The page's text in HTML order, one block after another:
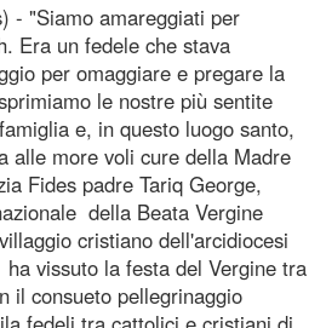
- "Siamo amareggiati per
Era un fedele che stava
per omaggiare e pregare la
le nostre più sentite
e, in questo luogo santo,
alle more voli cure della Madre
Fides padre Tariq George,
della Beata Vergine
cristiano dell'arcidiocesi
vissuto la festa del Vergine tra
il consueto pellegrinaggio